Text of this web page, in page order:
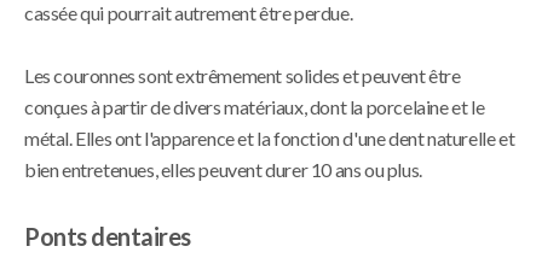
cassée qui pourrait autrement être perdue.
Les couronnes sont extrêmement solides et peuvent être
conçues à partir de divers matériaux, dont la porcelaine et le
métal. Elles ont l'apparence et la fonction d'une dent naturelle et
bien entretenues, elles peuvent durer 10 ans ou plus.
Ponts dentaires